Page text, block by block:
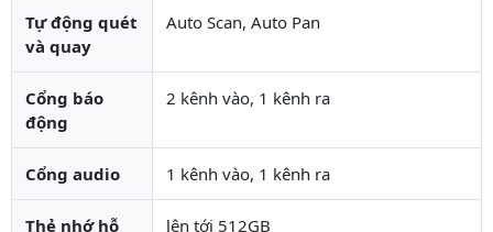
Tự động quét
và quay
Auto Scan, Auto Pan
Cổng báo
động
2 kênh vào, 1 kênh ra
Cổng audio 1 kênh vào, 1 kênh ra
Thẻ nhớ hỗ
lên tới 512GB